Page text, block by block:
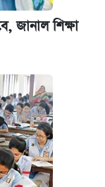
জানাল শিক্ষা